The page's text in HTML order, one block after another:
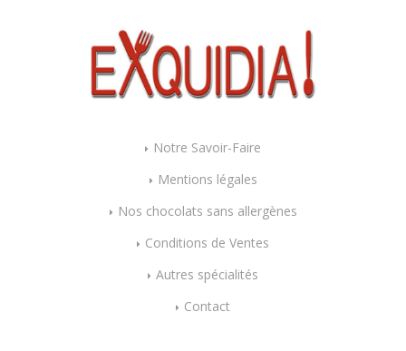
Notre Savoir-Faire
Mentions légales
Nos chocolats sans allergènes
Conditions de Ventes
Autres spécialités
Contact